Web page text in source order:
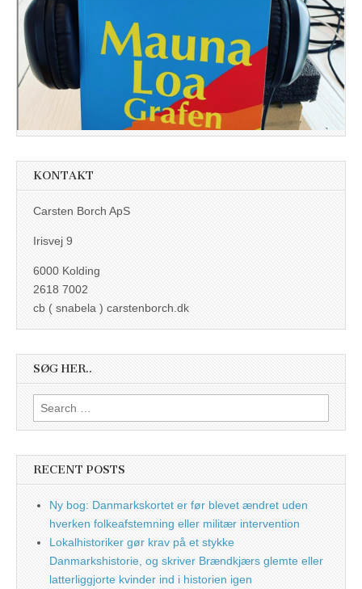
KONTAKT
Carsten Borch ApS
Irisvej 9
6000 Kolding
2618 7002
cb ( snabela ) carstenborch.dk
SØG HER..
Search
for:
RECENT POSTS
Ny bog: Danmarkskortet er før blevet ændret uden
hverken folkeafstemning eller militær intervention
Lokalhistoriker gør krav på et stykke
Danmarkshistorie, og skriver Brændkjærs glemte eller
latterliggjorte kvinder ind i historien igen